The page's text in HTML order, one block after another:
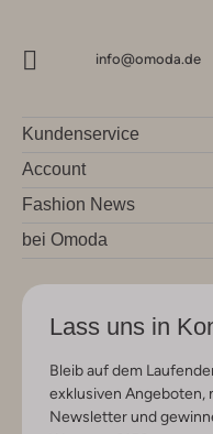
info@omoda.de
Kundenservice
Account
Fashion News
bei Omoda
Lass uns in
Bleib auf dem
exklusiven Angeboten,
Newsletter und